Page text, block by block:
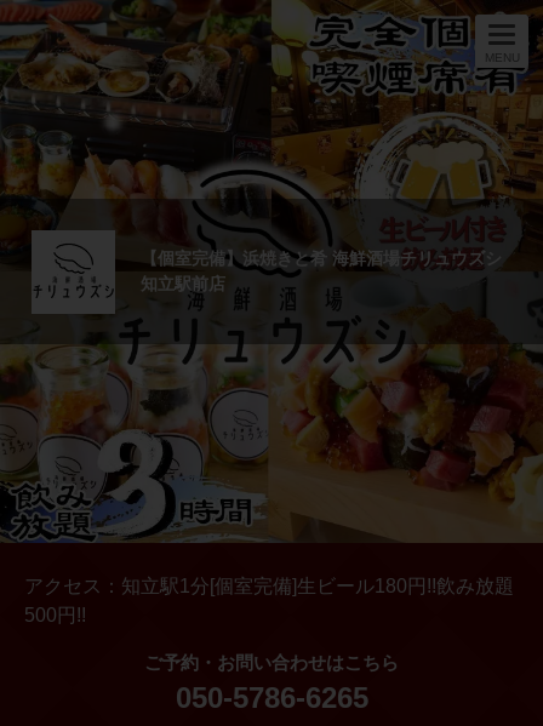
MENU
【個室完備】浜焼きと肴 海鮮酒場チリュウズシ
知立駅前店
アクセス： 知立駅1分[個室完備]生ビール180円!!飲み放題
500円!!
ご予約・お問い合わせはこちら
050-5786-6265